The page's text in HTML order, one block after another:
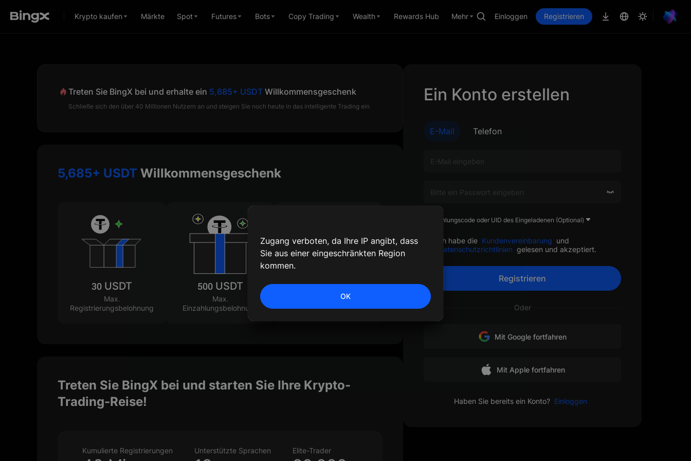
Krypto kaufen Märkte Spot Futures Bots Copy Trading Wealth Rewards Hub Mehr Einloggen Registrieren
Treten Sie BingX bei und erhalte ein 5,685+ USDT Willkommensgeschenk
Schließe sich den über 40 Millionen Nutzern an und steigen Sie noch heute in das intelligente Trading ein
5,685+ USDT Willkommensgeschenk
30 USDT
Max.
Registrierungsbelohnung
500 USDT
Max.
Einzahlungsbelohnung
500 USDT
Max. Handelsbelohnung
Treten Sie BingX bei und starten Sie Ihre Krypto-
Trading-Reise!
Kumulierte Registrierungen Unterstützte Sprachen Elite-Trader
Ein Konto erstellen
E-Mail Telefon
Empfehlungscode oder UID des Eingeladenen (Optional)
Ich habe die Kundenvereinbarung und
Datenschutzrichtlinien gelesen und akzeptiert.
Registrieren
Oder
Mit Google fortfahren
Mit Apple fortfahren
Haben Sie bereits ein Konto? Einloggen
Zugang verboten, da Ihre IP angibt, dass
Sie aus einer eingeschränkten Region
kommen.
OK